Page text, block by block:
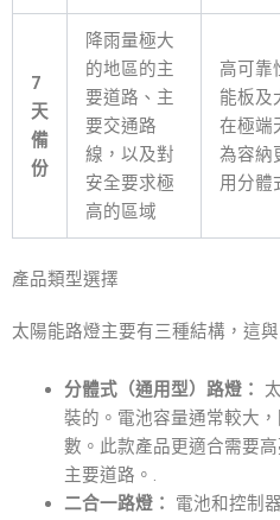
7
天
備
份
降雨量極大
的地區的主
要道路、主
要交通路
線，以及對
安全要求極
高的區域
高可靠
能板及
在極端
為容納
用分體
產品類型選擇
太陽能路燈主要有三種結構，這
分體式（通用型）路燈：
裝的。電池容量通常較大
數。此款產品更適合需要
主要道路。.
二合一路燈：
電池和控制